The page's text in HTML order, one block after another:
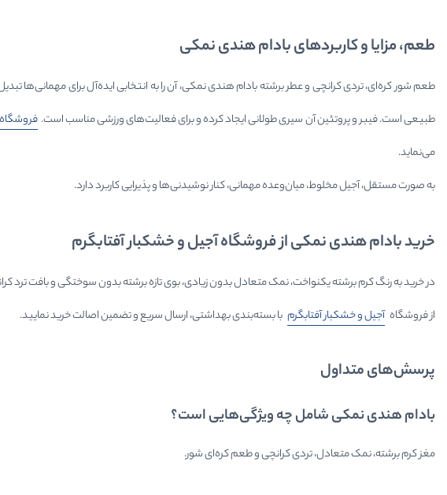
طعم، مزایا و کاربردهای بادام هندی نمکی
طعم شور کره‌ای، تردی کرانچی و عطر برشته بادام هندی نمکی، آن را به انتخابی ایده‌آل برای
طبیعی است. فیبر و پروتئین آن سیری طولانی ایجاد کرده و برای فعالیت‌های ورزشی مناسب است.
می‌نماید.
به صورت مستقل، آجیل مخلوط، میان‌وعده مهمانی، کنار نوشیدنی‌ها و پذیرایی کاربرد دارد.
خرید بادام هندی نمکی از فروشگاه آجیل و خشکبار آفتابگرم
در خرید به رنگ کرم برشته یکنواخت، نمک متعادل بدون زیادی، بوی تازه برشته بدون سوختگی و بافت ترد کرانچی توجه
از فروشگاه آجیل و خشکبار آفتابگرم با بسته‌بندی بهداشتی، ارسال سریع و تضمین اصالت خرید نمایید.
پرسش‌های متداول
بادام هندی نمکی شامل چه ویژگی‌هایی است؟
مغز کرم برشته، نمک متعادل، تردی کرانچی و طعم کره‌ای شور.